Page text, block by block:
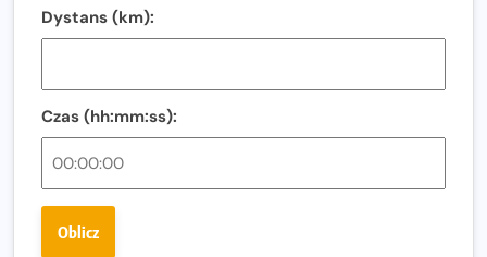
Amazfit Balance 3: Kompleksowe narzędzie dla biegacza
Regeneracja w bieganiu. Co warto o niej wiedzieć?
Ostatnie wolne miejsca na jubileuszowy Bieg
Fabrykanta. Organizatorzy odkrywają trasę dzień po
wybiera wyzwanie trzech największych maratonów w
Dystans (km):
Czas (hh:mm:ss):
Oblicz